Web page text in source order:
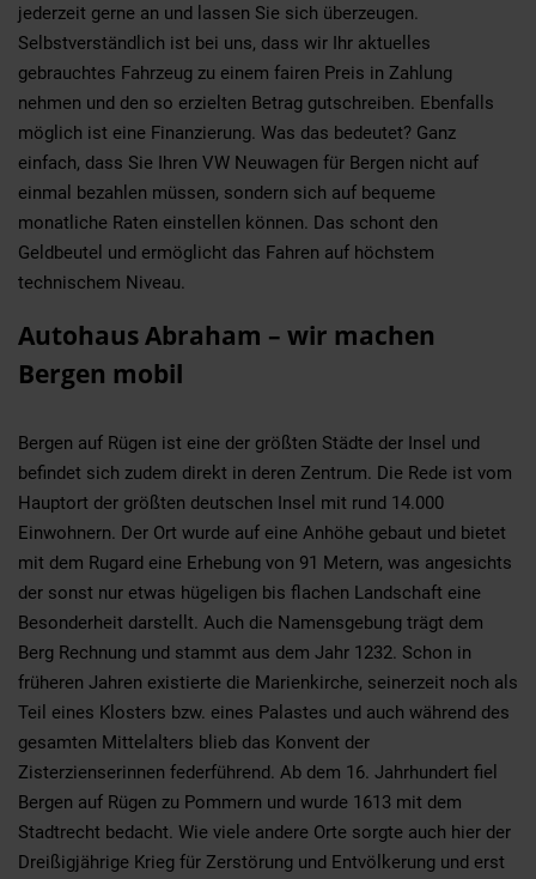
jederzeit gerne an und lassen Sie sich überzeugen.
Selbstverständlich ist bei uns, dass wir Ihr aktuelles
gebrauchtes Fahrzeug zu einem fairen Preis in Zahlung
nehmen und den so erzielten Betrag gutschreiben. Ebenfalls
möglich ist eine Finanzierung. Was das bedeutet? Ganz
einfach, dass Sie Ihren VW Neuwagen für Bergen nicht auf
einmal bezahlen müssen, sondern sich auf bequeme
monatliche Raten einstellen können. Das schont den
Geldbeutel und ermöglicht das Fahren auf höchstem
technischem Niveau.
Autohaus Abraham – wir machen
Bergen mobil
Bergen auf Rügen ist eine der größten Städte der Insel und
befindet sich zudem direkt in deren Zentrum. Die Rede ist vom
Hauptort der größten deutschen Insel mit rund 14.000
Einwohnern. Der Ort wurde auf eine Anhöhe gebaut und bietet
mit dem Rugard eine Erhebung von 91 Metern, was angesichts
der sonst nur etwas hügeligen bis flachen Landschaft eine
Besonderheit darstellt. Auch die Namensgebung trägt dem
Berg Rechnung und stammt aus dem Jahr 1232. Schon in
früheren Jahren existierte die Marienkirche, seinerzeit noch als
Teil eines Klosters bzw. eines Palastes und auch während des
gesamten Mittelalters blieb das Konvent der
Zisterzienserinnen federführend. Ab dem 16. Jahrhundert fiel
Bergen auf Rügen zu Pommern und wurde 1613 mit dem
Stadtrecht bedacht. Wie viele andere Orte sorgte auch hier der
Dreißigjährige Krieg für Zerstörung und Entvölkerung und erst